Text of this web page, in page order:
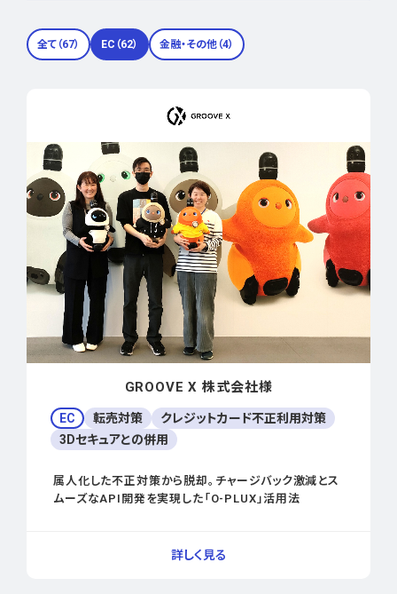
全て（67） EC（62） 金融・その他（4）
GROOVE X 株式会社様
EC 転売対策
クレジットカード不正利用対策
3Dセキュアとの併用
属人化した不正対策から脱却。チャージバック激減とス
ムーズなAPI開発を実現した「O-PLUX」活用法